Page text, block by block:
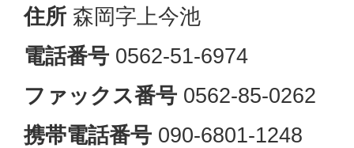
住所 森岡字上今池
電話番号 0562-51-6974
ファックス番号 0562-85-0262
携帯電話番号 090-6801-1248